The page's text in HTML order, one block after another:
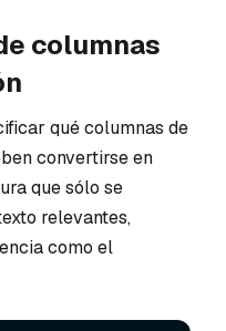
columnas
qué columnas de
convertirse en
que sólo se
relevantes,
como el